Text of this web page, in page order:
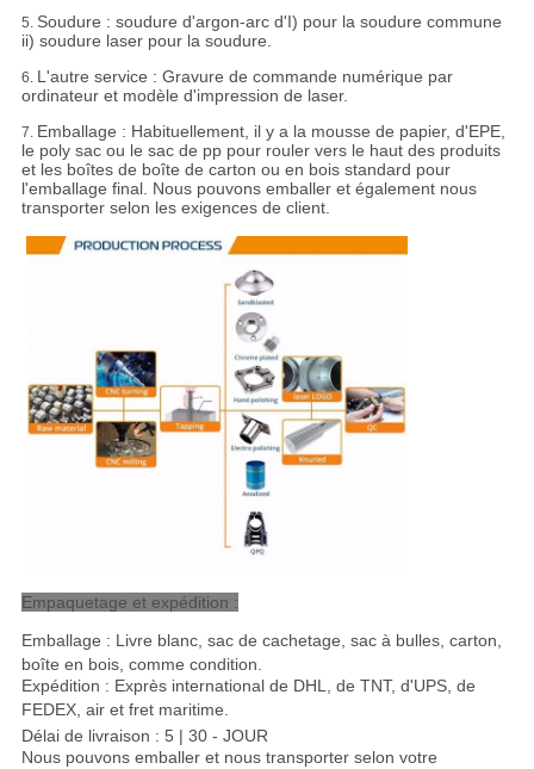
5. Soudure : soudure d'argon-arc d'I) pour la soudure commune
ii) soudure laser pour la soudure.
6. L'autre service : Gravure de commande numérique par
ordinateur et modèle d'impression de laser.
7. Emballage : Habituellement, il y a la mousse de papier, d'EPE,
le poly sac ou le sac de pp pour rouler vers le haut des produits
et les boîtes de boîte de carton ou en bois standard pour
l'emballage final. Nous pouvons emballer et également nous
transporter selon les exigences de client.
Empaquetage et expédition :
Emballage : Livre blanc, sac de cachetage, sac à bulles, carton,
boîte en bois, comme condition.
Expédition : Exprès international de DHL, de TNT, d'UPS, de
FEDEX, air et fret maritime
Délai de livraison : 5 | 30 - JOUR
Nous pouvons emballer et nous transporter selon votre